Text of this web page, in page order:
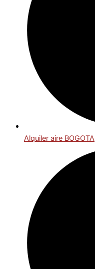
Alquiler aire BOGOTA